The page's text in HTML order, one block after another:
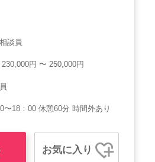
談員
230,000円 〜 250,000円
〜18：00 休憩60分 時間外あり
お気に入り